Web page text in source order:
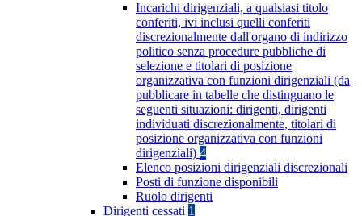
Incarichi dirigenziali, a qualsiasi titolo
conferiti, ivi inclusi quelli conferiti
discrezionalmente dall'organo di indirizzo
politico senza procedure pubbliche di
selezione e titolari di posizione
organizzativa con funzioni dirigenziali (da
pubblicare in tabelle che distinguano le
seguenti situazioni: dirigenti, dirigenti
individuati discrezionalmente, titolari di
posizione organizzativa con funzioni
dirigenziali) 4
Elenco posizioni dirigenziali discrezionali
Posti di funzione disponibili
Ruolo dirigenti
Dirigenti cessati 1